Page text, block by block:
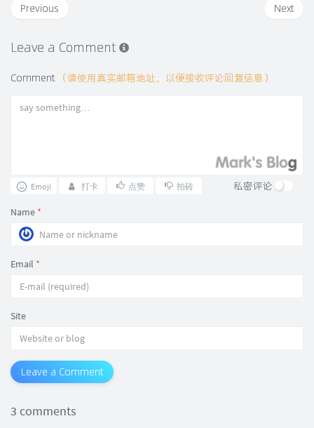
Next
Previous
Leave a Comment
Comment （请使用真实邮箱地址，以便接收评论回复信息）
Emoji 打卡 点赞 拍砖 私密评论
Name *
Email *
Site
Leave a Comment
3 comments